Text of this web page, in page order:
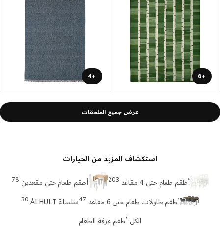
+6
+4
عرض جميع الملحقات
استكشاف المزيد من الخيارات
أطقم طعام حتى 4 مقاعد 203 أطقم طعام حتى مقعدين 78
أطقم طاولات طعام حتى 6 مقاعد 47 سلسلة ÅLHULT 30
الكل أطقم غرفة الطعام